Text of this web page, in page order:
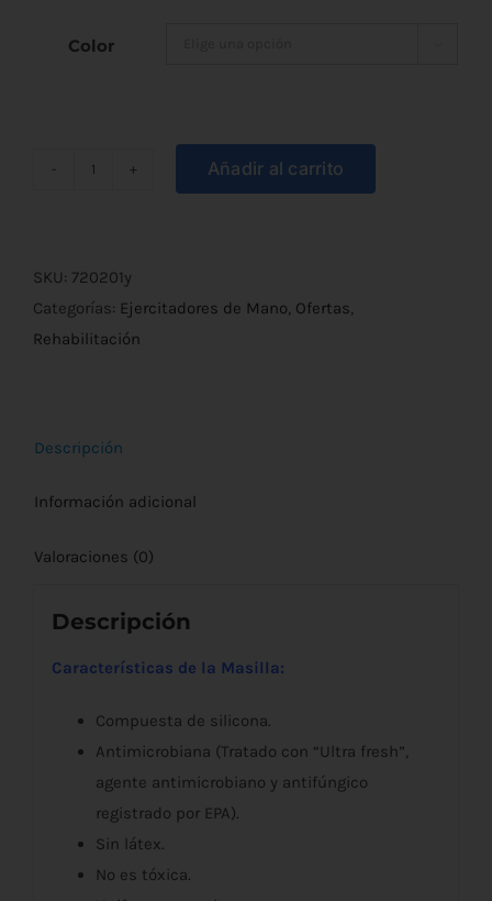
Color
de
Manos
Rep
Añadir al carrito
SKU: 720201y
Categorías: Ejercitadores de Mano Ofertas
Rehabilitación
Descripción
Información adicional
Valoraciones (0)
Descripción
Características de la Masilla:
Compuesta de silicona.
Antimicrobiana (Tratado con “Ultra fresh”,
agente antimicrobiano y antifúngico
registrado por EPA).
Sin látex.
No es tóxica.